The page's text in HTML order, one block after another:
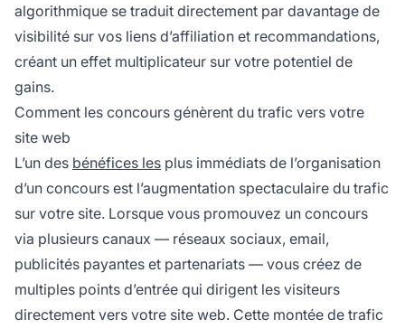
algorithmique se traduit directement par davantage de
visibilité sur vos liens d’affiliation et recommandations,
créant un effet multiplicateur sur votre potentiel de
gains.
Comment les concours génèrent du trafic vers votre
site web
L’un des bénéfices les plus immédiats de l’organisation
d’un concours est l’augmentation spectaculaire du trafic
sur votre site. Lorsque vous promouvez un concours
via plusieurs canaux — réseaux sociaux, email,
publicités payantes et partenariats — vous créez de
multiples points d’entrée qui dirigent les visiteurs
directement vers votre site web. Cette montée de trafic